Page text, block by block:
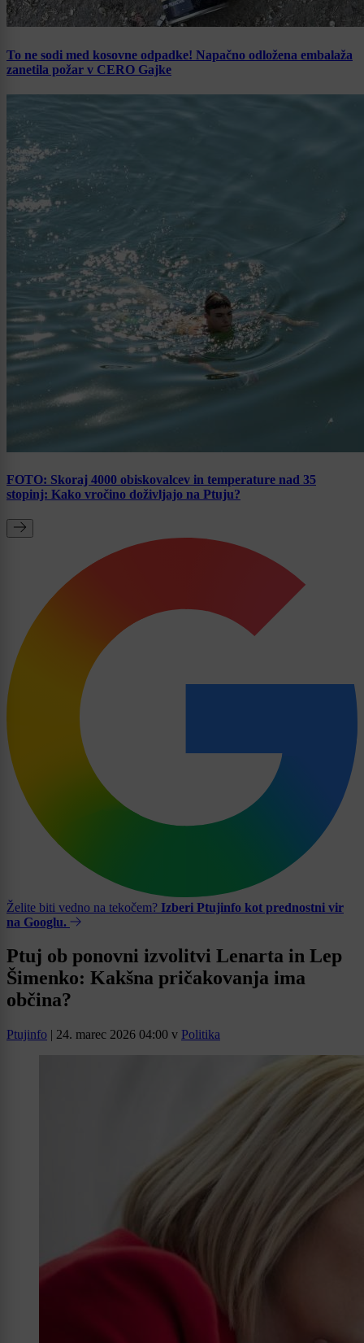
To ne sodi med kosovne odpadke! Napačno odložena embalaža
zanetila požar v CERO Gajke
FOTO: Skoraj 4000 obiskovalcev in temperature nad 35
stopinj: Kako vročino doživljajo na Ptuju?
Želite biti vedno na tekočem? Izberi Ptujinfo kot prednostni vir
na Googlu.
Ptuj ob ponovni izvolitvi Lenarta in Lep
Šimenko: Kakšna pričakovanja ima
občina?
Ptujinfo | 24. marec 2026 04:00 v Politika